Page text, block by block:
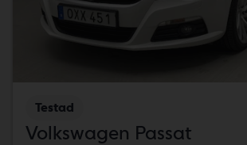
Testad
Volkswagen Passat